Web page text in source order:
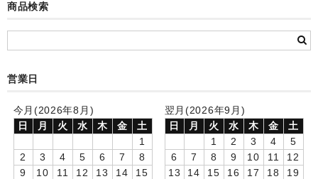
メロディ時計(個別)
知育時計
制服メモリー
自作オリジナル時計
商品検索
営業日
今月(2026年8月)
日
月 火 水 木 金
土
1
2
3 4 5 6 7
8
9
10 11 12 13 14 15
翌月(2026年9月)
日
月 火 水 木 金
土
1
2 3 4
5
6
7 8 9 10 11
12
13
14 15 16 17 18 19